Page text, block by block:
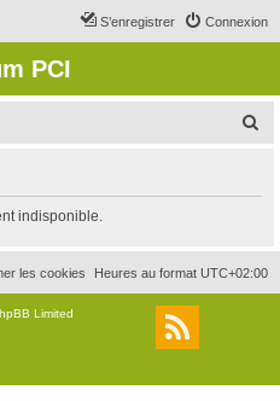
Connexion
S’enregistrer
PCI
r
c
r
indisponible.
Heures au format UTC+02:00
les cookies
Limited